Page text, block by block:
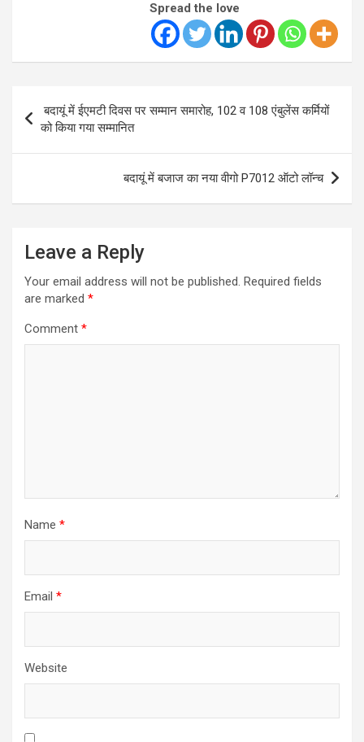
Spread the love
navigation
बदायूं में ईएमटी दिवस पर सम्मान समारोह, 102 व 108 एंबुलेंस कर्मियों
को किया गया सम्मानित
बदायूं में बजाज का नया वीगो P7012 ऑटो लॉन्च
Leave a Reply
Your email address will not be published. Required fields
are marked *
Comment *
Name *
Email *
Website